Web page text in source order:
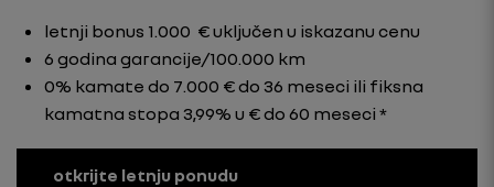
letnji bonus 1.000 € uključen u iskazanu cenu
6 godina garancije/100.000 km
0% kamate do 7.000 € do 36 meseci ili fiksna
kamatna stopa 3,99% u € do 60 meseci *
otkrijte letnju ponudu